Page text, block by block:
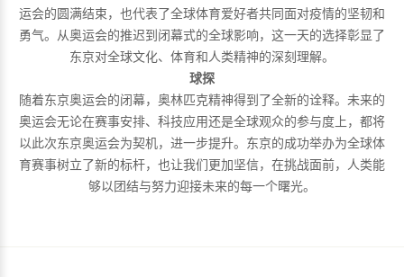
运会的圆满结束，也代表了全球体育爱好者共同面对疫情的坚韧和
勇气。从奥运会的推迟到闭幕式的全球影响，这一天的选择彰显了
东京对全球文化、体育和人类精神的深刻理解。
球探
随着东京奥运会的闭幕，奥林匹克精神得到了全新的诠释。未来的
奥运会无论在赛事安排、科技应用还是全球观众的参与度上，都将
以此次东京奥运会为契机，进一步提升。东京的成功举办为全球体
育赛事树立了新的标杆，也让我们更加坚信，在挑战面前，人类能
够以团结与努力迎接未来的每一个曙光。